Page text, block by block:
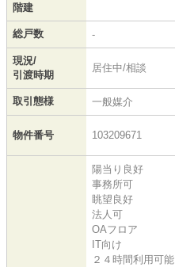
階建
総戸数 -
現況/
引渡時期
居住中/相談
取引態様 一般媒介
物件番号 103209671
陽当り良好
事務所可
眺望良好
法人可
OAフロア
IT向け
２４時間利用可能